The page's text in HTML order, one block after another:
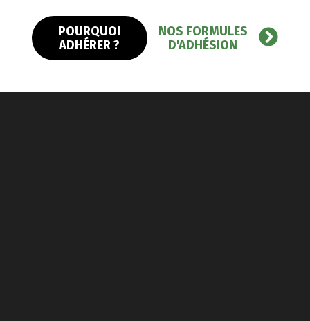
POURQUOI
ADHÉRER ?
NOS FORMULES
D'ADHÉSION